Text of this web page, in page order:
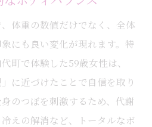
体重の数値だけでなく、全体
にも良い変化が現れます。特
町で体験した59歳女性は、
に近づけたことで自信を取り
のつぼを刺激するため、代謝
えの解消など、トータルなボ